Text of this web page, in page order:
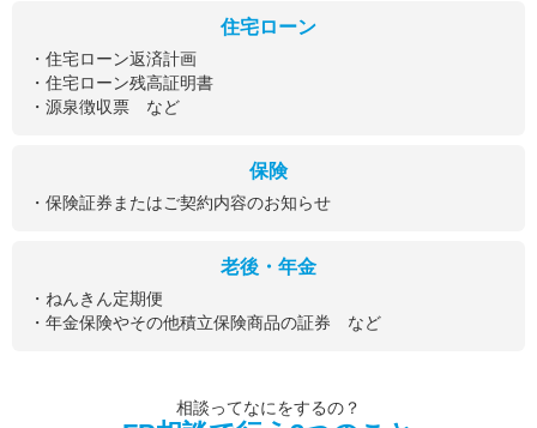
住宅ローン
・住宅ローン返済計画
・住宅ローン残高証明書
・源泉徴収票 など
保険
・保険証券またはご契約内容のお知らせ
老後・年金
・ねんきん定期便
・年金保険やその他積立保険商品の証券 など
相談ってなにをするの？